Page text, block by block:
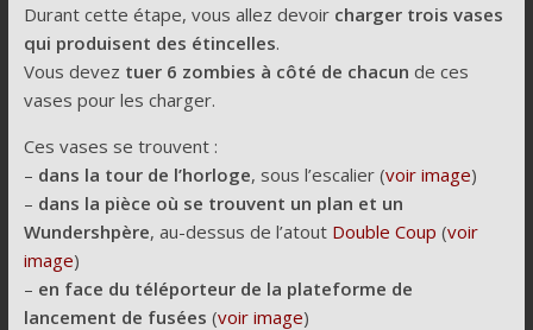
Durant cette étape, vous allez devoir charger trois vases
qui produisent des étincelles.
Vous devez tuer 6 zombies à côté de chacun de ces
vases pour les charger.
Ces vases se trouvent :
– dans la tour de l’horloge, sous l’escalier (voir image)
– dans la pièce où se trouvent un plan et un
Wundershpère, au-dessus de l’atout Double Coup (voir
image)
– en face du téléporteur de la plateforme de
lancement de fusées (voir image)